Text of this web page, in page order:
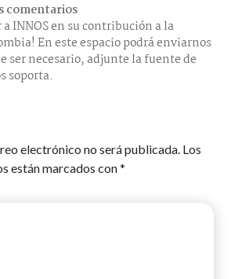
comentarios
a INNOS en su contribución a la
En este espacio podrá enviarnos
ser necesario, adjunte la fuente de
soporta.
electrónico no será publicada. Los
están marcados con*